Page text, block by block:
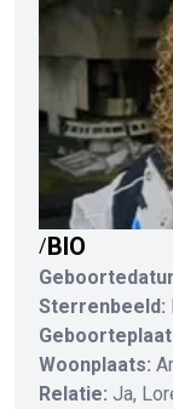
/BIO
Sterrenbeeld:
Woonplaats:
Relatie: Ja,